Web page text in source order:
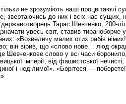
не зрозуміють наші процвітаючі
звертаючись до них і всіх нас сущих,
Тарас Шевченко, 200-
увесь світ, ставив тираноборче
«Возвеличу малих отих рабів
він вірив, що «слово нове… люд
Шевченкове слово у всі часи
імперії, від фашистської нечисті,
і неділимої». «Борітеся —